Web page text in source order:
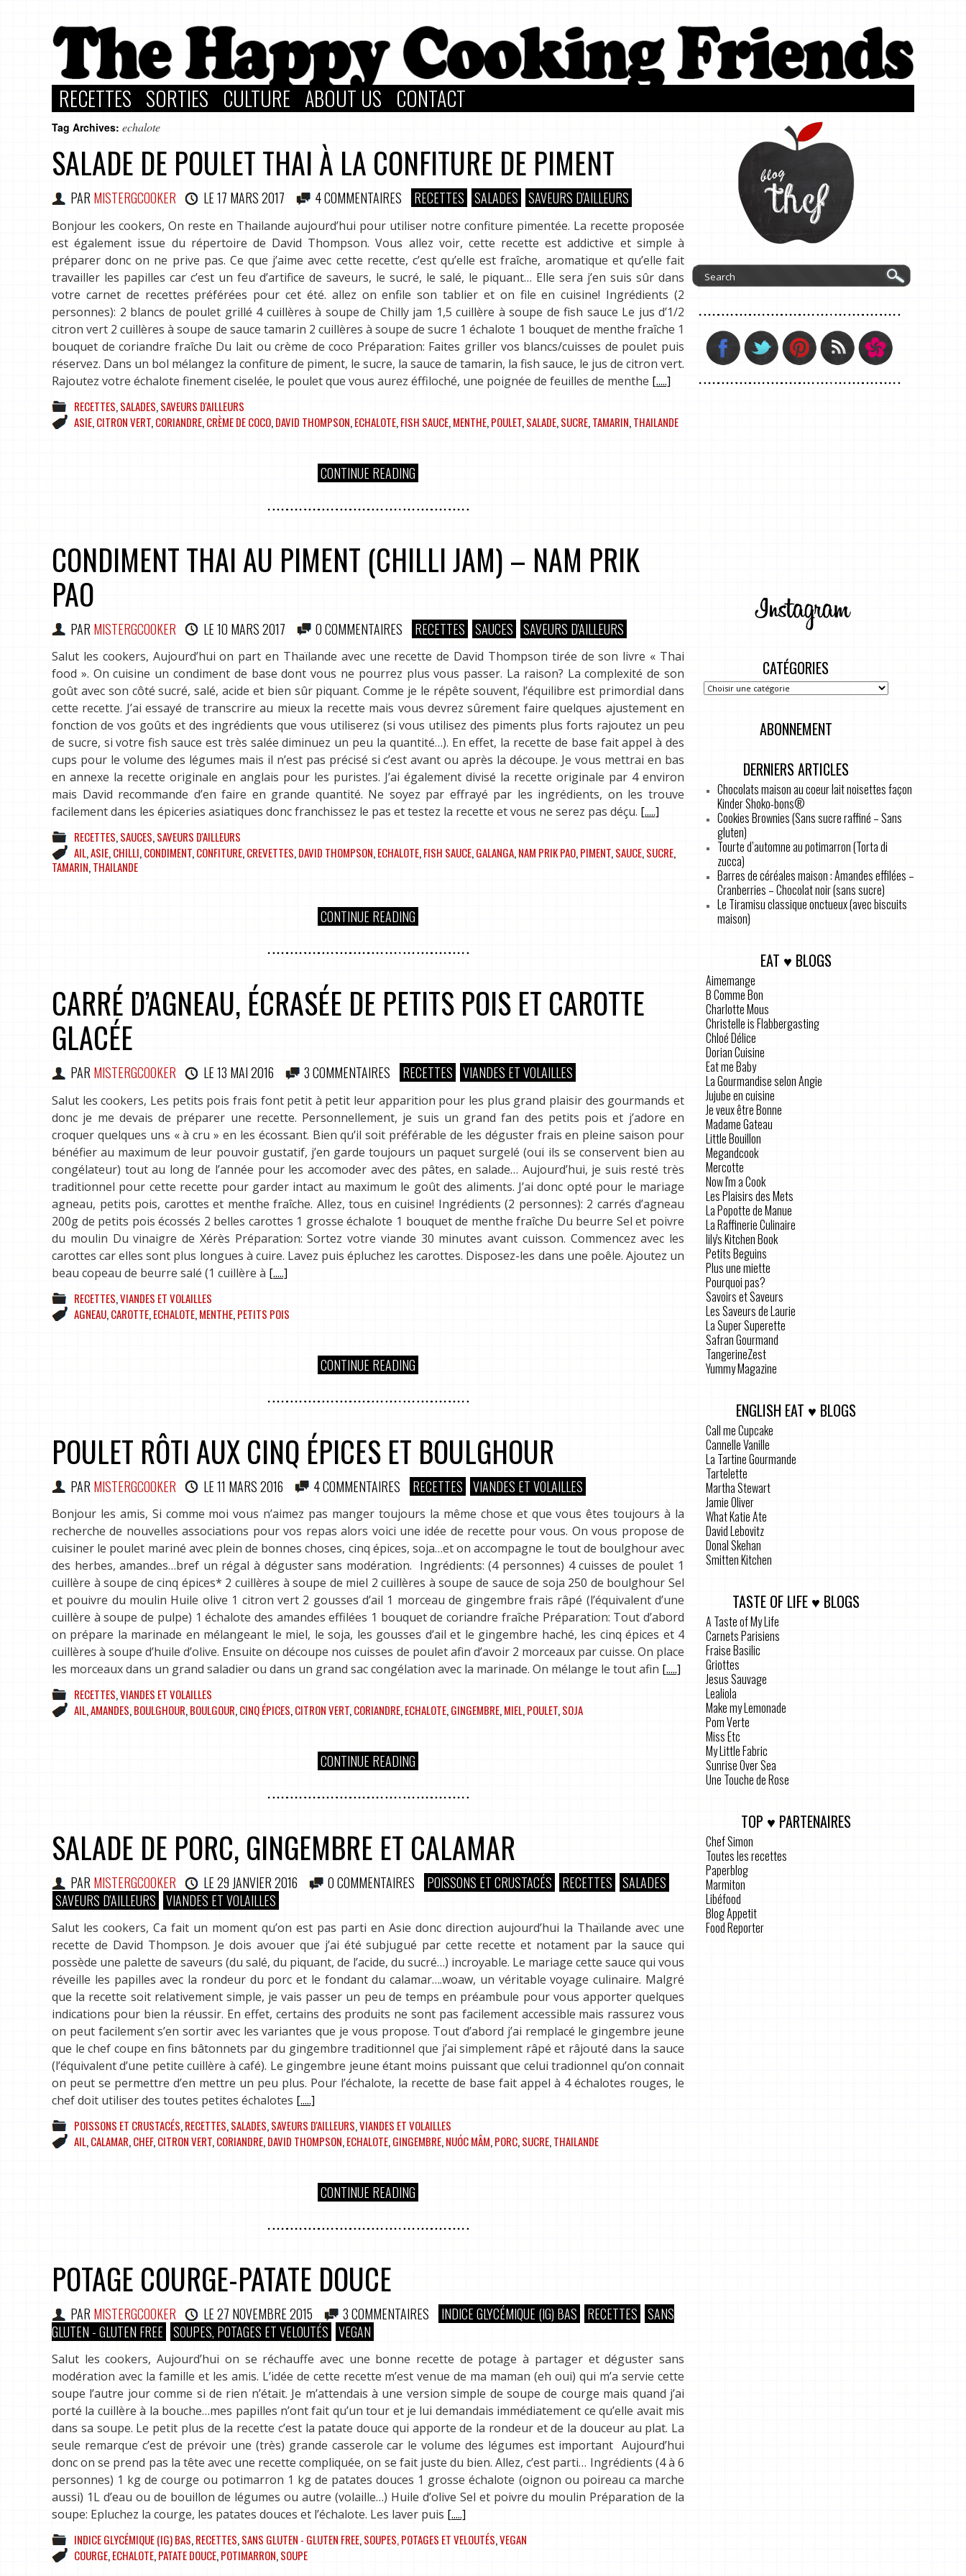
RECETTES SORTIES CULTURE ABOUT US CONTACT
Tag Archives: echalote
SALADE DE POULET THAI À LA CONFITURE DE PIMENT
PAR MISTERGCOOKER LE17 MARS 2017 4 COMMENTAIRES RECETTES SALADES SAVEURS D'AILLEURS
Bonjour les cookers, On reste en Thailande aujourd’hui pour utiliser notre confiture pimentée. La recette proposée
est également issue du répertoire de David Thompson. Vous allez voir, cette recette est addictive et simple à
préparer donc on ne prive pas. Ce que j’aime avec cette recette, c’est qu’elle est fraîche, aromatique et qu’elle fait
travailler les papilles car c’est un feu d’artifice de saveurs, le sucré, le salé, le piquant… Elle sera j’en suis sûr dans
votre carnet de recettes préférées pour cet été. allez on enfile son tablier et on file en cuisine! Ingrédients (2
personnes): 2 blancs de poulet grillé 4 cuillères à soupe de Chilly jam 1,5 cuillère à soupe de fish sauce Le jus d’1/2
citron vert 2 cuillères à soupe de sauce tamarin 2 cuillères à soupe de sucre 1 échalote 1 bouquet de menthe fraîche 1
bouquet de coriandre fraîche Du lait ou crème de coco Préparation: Faites griller vos blancs/cuisses de poulet puis
réservez. Dans un bol mélangez la confiture de piment, le sucre, la sauce de tamarin, la fish sauce, le jus de citron vert.
Rajoutez votre échalote finement ciselée, le poulet que vous aurez éffiloché, une poignée de feuilles de menthe [.....]
RECETTES,SALADES,SAVEURS D'AILLEURS
ASIE,CITRON VERT,CORIANDRE,CRÈME DE COCO,DAVID THOMPSON,ECHALOTE,FISH SAUCE,MENTHE,POULET,SALADE,SUCRE,TAMARIN,THAILANDE
CONTINUE READING
CONDIMENT THAI AU PIMENT (CHILLI JAM) – NAM PRIK
PAO
PAR MISTERGCOOKER LE10 MARS 2017 0 COMMENTAIRES RECETTES SAUCES SAVEURS D'AILLEURS
Salut les cookers, Aujourd’hui on part en Thaïlande avec une recette de David Thompson tirée de son livre « Thai
food ». On cuisine un condiment de base dont vous ne pourrez plus vous passer. La raison? La complexité de son
goût avec son côté sucré, salé, acide et bien sûr piquant. Comme je le répête souvent, l’équilibre est primordial dans
cette recette. J’ai essayé de transcrire au mieux la recette mais vous devrez sûrement faire quelques ajustement en
fonction de vos goûts et des ingrédients que vous utiliserez (si vous utilisez des piments plus forts rajoutez un peu
de sucre, si votre fish sauce est très salée diminuez un peu la quantité…). En effet, la recette de base fait appel à des
cups pour le volume des légumes mais il n’est pas précisé si c’est avant ou après la découpe. Je vous mettrai en bas
en annexe la recette originale en anglais pour les puristes. J’ai également divisé la recette originale par 4 environ
mais David recommande d’en faire en grande quantité. Ne soyez par effrayé par les ingrédients, on les trouve
facilement dans les épiceries asiatiques donc franchissez le pas et testez la recette et vous ne serez pas déçu. [.....]
RECETTES,SAUCES,SAVEURS D'AILLEURS
AIL,ASIE,CHILLI,CONDIMENT,CONFITURE,CREVETTES,DAVID THOMPSON,ECHALOTE,FISH SAUCE,GALANGA,NAM PRIK PAO,PIMENT,SAUCE,SUCRE,
TAMARIN,THAILANDE
CONTINUE READING
CARRÉ D’AGNEAU, ÉCRASÉE DE PETITS POIS ET CAROTTE
GLACÉE
PAR MISTERGCOOKER LE13 MAI 2016 3 COMMENTAIRES RECETTES VIANDES ET VOLAILLES
Salut les cookers, Les petits pois frais font petit à petit leur apparition pour les plus grand plaisir des gourmands et
donc je me devais de préparer une recette. Personnellement, je suis un grand fan des petits pois et j’adore en
croquer quelques uns « à cru » en les écossant. Bien qu’il soit préférable de les déguster frais en pleine saison pour
bénéfier au maximum de leur pouvoir gustatif, j’en garde toujours un paquet surgelé (oui ils se conservent bien au
congélateur) tout au long de l’année pour les accomoder avec des pâtes, en salade… Aujourd’hui, je suis resté très
traditionnel pour cette recette pour garder intact au maximum le goût des aliments. J’ai donc opté pour le mariage
agneau, petits pois, carottes et menthe fraîche. Allez, tous en cuisine! Ingrédients (2 personnes): 2 carrés d’agneau
200g de petits pois écossés 2 belles carottes 1 grosse échalote 1 bouquet de menthe fraîche Du beurre Sel et poivre
du moulin Du vinaigre de Xérès Préparation: Sortez votre viande 30 minutes avant cuisson. Commencez avec les
carottes car elles sont plus longues à cuire. Lavez puis épluchez les carottes. Disposez-les dans une poêle. Ajoutez un
beau copeau de beurre salé (1 cuillère à [.....]
RECETTES,VIANDES ET VOLAILLES
AGNEAU,CAROTTE,ECHALOTE,MENTHE,PETITS POIS
CONTINUE READING
POULET RÔTI AUX CINQ ÉPICES ET BOULGHOUR
PAR MISTERGCOOKER LE11 MARS 2016 4 COMMENTAIRES RECETTES VIANDES ET VOLAILLES
Bonjour les amis, Si comme moi vous n’aimez pas manger toujours la même chose et que vous êtes toujours à la
recherche de nouvelles associations pour vos repas alors voici une idée de recette pour vous. On vous propose de
cuisiner le poulet mariné avec plein de bonnes choses, cinq épices, soja…et on accompagne le tout de boulghour avec
des herbes, amandes…bref un régal à déguster sans modération. Ingrédients: (4 personnes) 4 cuisses de poulet 1
cuillère à soupe de cinq épices* 2 cuillères à soupe de miel 2 cuillères à soupe de sauce de soja 250 de boulghour Sel
et pouivre du moulin Huile olive 1 citron vert 2 gousses d’ail 1 morceau de gingembre frais râpé (l’équivalent d’une
cuillère à soupe de pulpe) 1 échalote des amandes effilées 1 bouquet de coriandre fraîche Préparation: Tout d’abord
on prépare la marinade en mélangeant le miel, le soja, les gousses d’ail et le gingembre haché, les cinq épices et 4
cuillères à soupe d’huile d’olive. Ensuite on découpe nos cuisses de poulet afin d’avoir 2 morceaux par cuisse. On place
les morceaux dans un grand saladier ou dans un grand sac congélation avec la marinade. On mélange le tout afin [.....]
RECETTES,VIANDES ET VOLAILLES
AIL,AMANDES,BOULGHOUR,BOULGOUR,CINQ ÉPICES,CITRON VERT,CORIANDRE,ECHALOTE,GINGEMBRE,MIEL,POULET,SOJA
CONTINUE READING
SALADE DE PORC, GINGEMBRE ET CALAMAR
PARMISTERGCOOKER LE29 JANVIER 2016 0 COMMENTAIRES POISSONS ET CRUSTACÉS RECETTES SALADES
SAVEURS D'AILLEURS VIANDES ET VOLAILLES
Salut les cookers, Ca fait un moment qu’on est pas parti en Asie donc direction aujourd’hui la Thaïlande avec une
recette de David Thompson. Je dois avouer que j’ai été subjugué par cette recette et notament par la sauce qui
possède une palette de saveurs (du salé, du piquant, de l’acide, du sucré…) incroyable. Le mariage cette sauce qui vous
réveille les papilles avec la rondeur du porc et le fondant du calamar….woaw, un véritable voyage culinaire. Malgré
que la recette soit relativement simple, je vais passer un peu de temps en préambule pour vous apporter quelques
indications pour bien la réussir. En effet, certains des produits ne sont pas facilement accessible mais rassurez vous
on peut facilement s’en sortir avec les variantes que je vous propose. Tout d’abord j’ai remplacé le gingembre jeune
que le chef coupe en fins bâtonnets par du gingembre traditionnel que j’ai simplement râpé et râjouté dans la sauce
(l’équivalent d’une petite cuillère à café). Le gingembre jeune étant moins puissant que celui tradionnel qu’on connait
on peut se permettre d’en mettre un peu plus. Pour l’échalote, la recette de base fait appel à 4 échalotes rouges, le
chef doit utiliser des toutes petites échalotes [.....]
POISSONS ET CRUSTACÉS,RECETTES,SALADES,SAVEURS D'AILLEURS,VIANDES ET VOLAILLES
AIL,CALAMAR,CHEF,CITRON VERT,CORIANDRE,DAVID THOMPSON,ECHALOTE,GINGEMBRE,NUÓC MÂM,PORC,SUCRE,THAILANDE
CONTINUE READING
POTAGE COURGE-PATATE DOUCE
PAR MISTERGCOOKER LE27 NOVEMBRE 2015 3 COMMENTAIRES INDICE GLYCÉMIQUE (IG) BAS RECETTES SANS
GLUTEN - GLUTEN FREE SOUPES, POTAGES ET VELOUTÉS VEGAN
Salut les cookers, Aujourd’hui on se réchauffe avec une bonne recette de potage à partager et déguster sans
modération avec la famille et les amis. L’idée de cette recette m’est venue de ma maman (eh oui) qui m’a servie cette
soupe l’autre jour comme si de rien n’était. Je m’attendais à une version simple de soupe de courge mais quand j’ai
porté la cuillère à la bouche…mes papilles n’ont fait qu’un tour et je lui demandais immédiatement ce qu’elle avait mis
dans sa soupe. Le petit plus de la recette c’est la patate douce qui apporte de la rondeur et de la douceur au plat. La
seule remarque c’est de prévoir une (très) grande casserole car le volume des légumes est important Aujourd’hui
donc on se prend pas la tête avec une recette compliquée, on se fait juste du bien. Allez, c’est parti… Ingrédients (4 à 6
personnes) 1 kg de courge ou potimarron 1 kg de patates douces 1 grosse échalote (oignon ou poireau ca marche
aussi) 1L d’eau ou de bouillon de légumes ou autre (volaille…) Huile d’olive Sel et poivre du moulin Préparation de la
soupe: Epluchez la courge, les patates douces et l’échalote. Les laver puis [.....]
INDICE GLYCÉMIQUE (IG) BAS,RECETTES,SANS GLUTEN - GLUTEN FREE,SOUPES, POTAGES ET VELOUTÉS,VEGAN
COURGE,ECHALOTE,PATATE DOUCE,POTIMARRON,SOUPE
CATÉGORIES
ABONNEMENT
DERNIERS ARTICLES
Chocolats maison au coeur lait noisettes façon
Kinder Shoko-bons®
Cookies Brownies (Sans sucre raffiné – Sans
gluten)
Tourte d’automne au potimarron (Torta di
zucca)
Barres de céréales maison : Amandes effilées –
Cranberries – Chocolat noir (sans sucre)
Le Tiramisu classique onctueux (avec biscuits
maison)
EAT ♥ BLOGS
Aimemange
B Comme Bon
Charlotte Mous
Christelle is Flabbergasting
Chloé Délice
Dorian Cuisine
Eat me Baby
La Gourmandise selon Angie
Jujube en cuisine
Je veux être Bonne
Madame Gateau
Little Bouillon
Megandcook
Mercotte
Now I'm a Cook
Les Plaisirs des Mets
La Popotte de Manue
La Raffinerie Culinaire
lily's Kitchen Book
Petits Beguins
Plus une miette
Pourquoi pas?
Savoirs et Saveurs
Les Saveurs de Laurie
La Super Superette
Safran Gourmand
TangerineZest
Yummy Magazine
ENGLISH EAT ♥ BLOGS
Call me Cupcake
Cannelle Vanille
La Tartine Gourmande
Tartelette
Martha Stewart
Jamie Oliver
What Katie Ate
David Lebovitz
Donal Skehan
Smitten Kitchen
TASTE OF LIFE ♥ BLOGS
A Taste of My Life
Carnets Parisiens
Fraise Basilic
Griottes
Jesus Sauvage
Lealiola
Make my Lemonade
Pom Verte
Miss Etc
My Little Fabric
Sunrise Over Sea
Une Touche de Rose
TOP ♥ PARTENAIRES
Chef Simon
Toutes les recettes
Paperblog
Marmiton
Libéfood
Blog Appetit
Food Reporter